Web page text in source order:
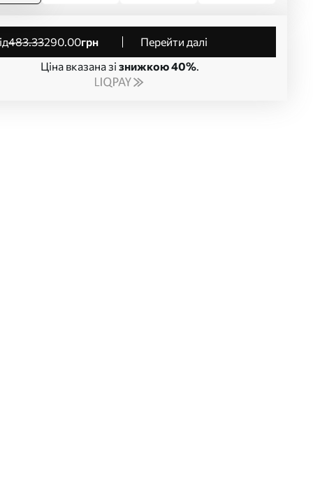
від483.33290.00грн
Перейти далі
Ціна вказана зі знижкою 40%.